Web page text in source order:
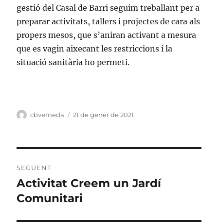
gestió del Casal de Barri seguim treballant per a
preparar activitats, tallers i projectes de cara als
propers mesos, que s’aniran activant a mesura
que es vagin aixecant les restriccions i la
situació sanitària ho permeti.
Autor
cbverneda
Publicat
21 de gener de 2021
d'entrades
SEGÜENT
Entrada
següent:
Activitat Creem un Jardí
Comunitari